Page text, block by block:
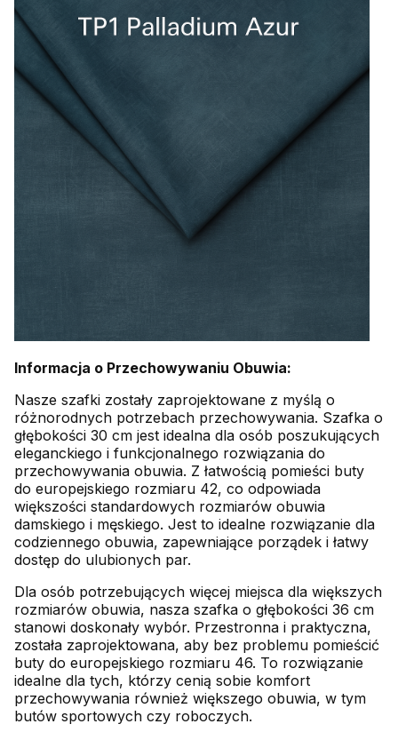
Informacja o Przechowywaniu Obuwia:
Nasze szafki zostały zaprojektowane z myślą o
różnorodnych potrzebach przechowywania. Szafka o
głębokości 30 cm jest idealna dla osób poszukujących
eleganckiego i funkcjonalnego rozwiązania do
przechowywania obuwia. Z łatwością pomieści buty
do europejskiego rozmiaru 42, co odpowiada
większości standardowych rozmiarów obuwia
damskiego i męskiego. Jest to idealne rozwiązanie dla
codziennego obuwia, zapewniające porządek i łatwy
dostęp do ulubionych par.
Dla osób potrzebujących więcej miejsca dla większych
rozmiarów obuwia, nasza szafka o głębokości 36 cm
stanowi doskonały wybór. Przestronna i praktyczna,
została zaprojektowana, aby bez problemu pomieścić
buty do europejskiego rozmiaru 46. To rozwiązanie
idealne dla tych, którzy cenią sobie komfort
przechowywania również większego obuwia, w tym
butów sportowych czy roboczych.